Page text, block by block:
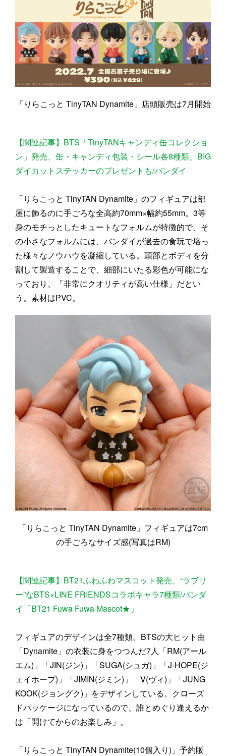
「りらこっと TinyTAN Dynamite」店頭販売は7月開始
【関連記事】BTS「TinyTANキャンディ缶コレクショ
ン」発売、缶・キャンディ包装・シール各8種類、BIG
ダイカットステッカーのプレゼントも/バンダイ
「りらこっと TinyTAN Dynamite」のフィギュアは部
屋に飾るのに手ごろな全高約70mm×幅約55mm。3等
身のモチっとしたキュートなフォルムが特徴的で、そ
の小さなフォルムには、バンダイが過去の食玩で培っ
た様々なノウハウを凝縮している。頭部とボディを分
割して製造することで、細部にいたる彩色が可能にな
っており、「非常にクオリティが高い仕様」だとい
う。素材はPVC。
「りらこっと TinyTAN Dynamite」フィギュアは7cm
の手ごろなサイズ感(写真はRM)
【関連記事】BT21ふわふわマスコット発売、“ラブリ
ー”なBTS×LINE FRIENDSコラボキャラ7種類/バンダ
イ「BT21 Fuwa Fuwa Mascot★」
フィギュアのデザインは全7種類。BTSの大ヒット曲
「Dynamite」の衣装に身をつつんだ7人「RM(アール
エム)」「JIN(ジン)」「SUGA(シュガ)」「J-HOPE(ジ
ェイホープ)」「JIMIN(ジミン)」「V(ヴィ)」「JUNG
KOOK(ジョングク)」をデザインしている。クローズ
ドパッケージになっているので、誰とめぐり逢えるか
は「開けてからのお楽しみ」。
「りらこっと TinyTAN Dynamite(10個入り)」予約販